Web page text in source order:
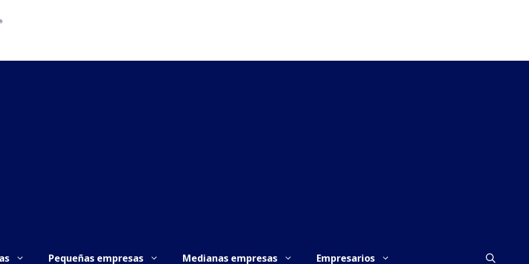
Pequeñas empresas Medianas empresas Empresarios